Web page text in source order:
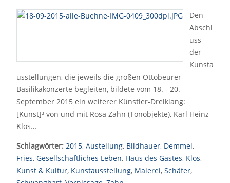
Den
Abschl
uss
der
Kunsta
usstellungen, die jeweils die großen Ottobeurer
Basilikakonzerte begleiten, bildete vom 18. - 20.
September 2015 ein weiterer Künstler-Dreiklang:
[Kunst]³ von und mit Rosa Zahn (Tonobjekte), Karl Heinz
Klos…
Schlagwörter: 2015, Austellung, Bildhauer, Demmel,
Fries, Gesellschaftliches Leben, Haus des Gastes, Klos,
Kunst & Kultur, Kunstausstellung, Malerei, Schäfer,